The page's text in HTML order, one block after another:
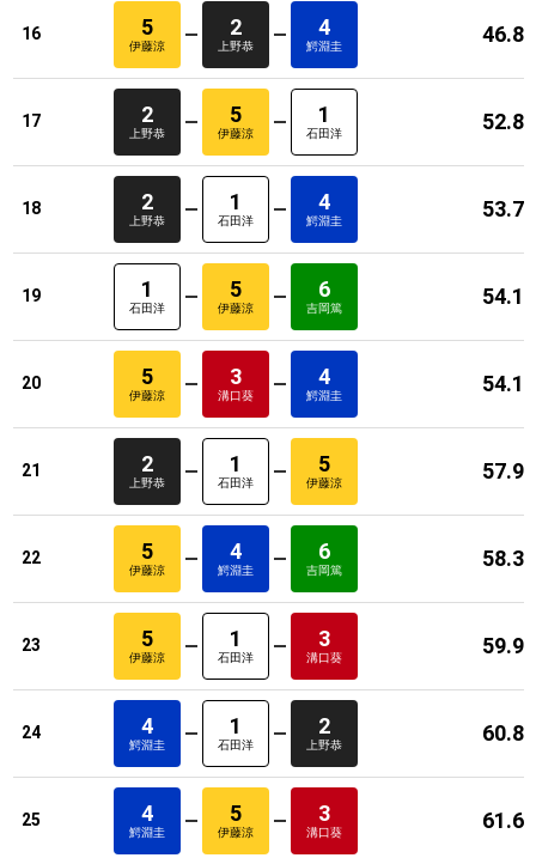
16 5
伊藤涼
2
上野恭
4
鰐淵圭 46.8
17 2
上野恭
5
伊藤涼
1
石田洋 52.8
18 2
上野恭
1
石田洋
4
鰐淵圭 53.7
19 1
石田洋
5
伊藤涼
6
吉岡篤 54.1
20 5
伊藤涼
3
溝口葵
4
鰐淵圭 54.1
21 2
上野恭
1
石田洋
5
伊藤涼 57.9
22 5
伊藤涼
4
鰐淵圭
6
吉岡篤 58.3
23 5
伊藤涼
1
石田洋
3
溝口葵 59.9
24 4
鰐淵圭
1
石田洋
2
上野恭 60.8
25 4
鰐淵圭
5
伊藤涼
3
溝口葵 61.6